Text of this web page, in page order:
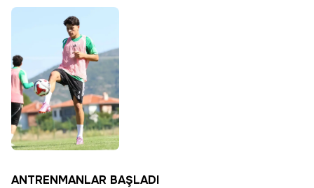
ANTRENMANLAR BAŞLADI